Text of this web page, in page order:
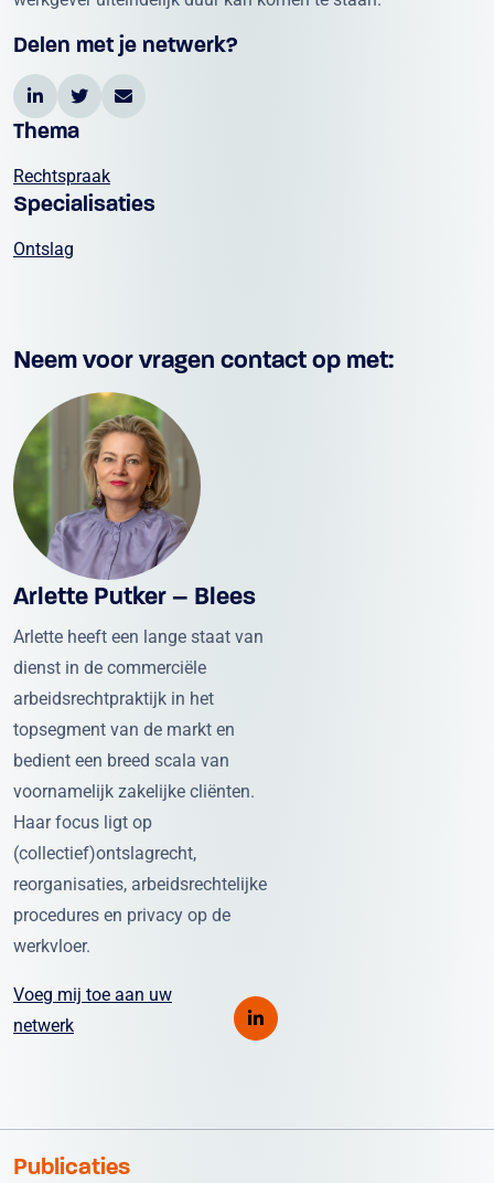
Delen met je netwerk?
Thema
Rechtspraak
Specialisaties
Ontslag
Neem voor vragen contact op met:
Arlette Putker – Blees
Arlette heeft een lange staat van
dienst in de commerciële
arbeidsrechtpraktijk in het
topsegment van de markt en
bedient een breed scala van
voornamelijk zakelijke cliënten.
Haar focus ligt op
(collectief)ontslagrecht,
reorganisaties, arbeidsrechtelijke
procedures en privacy op de
werkvloer.
Voeg mij toe aan uw
netwerk
Publicaties